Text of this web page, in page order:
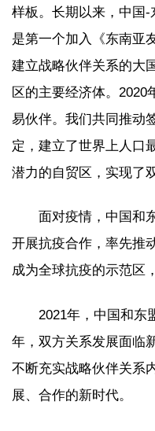
样板。长期以来，中国-
是第一个加入《东南亚
建立战略伙伴关系的大
区的主要经济体。2020
易伙伴。我们共同推动
定，建立了世界上人口
潜力的自贸区，实现了
面对疫情，中国和
开展抗疫合作，率先推
成为全球抗疫的示范区
2021年，中国和东
年，双方关系发展面临
不断充实战略伙伴关系
展、合作的新时代。